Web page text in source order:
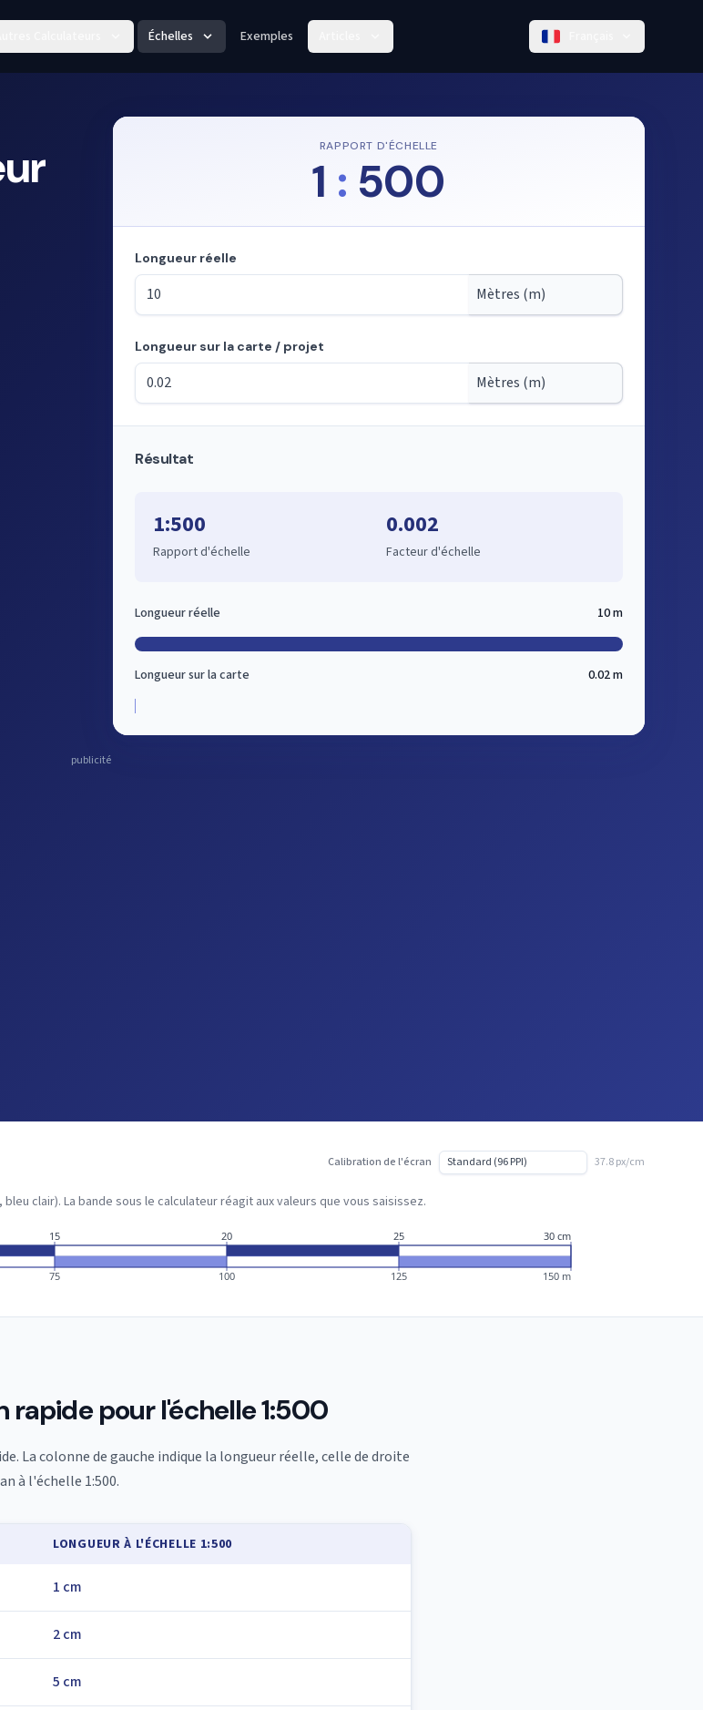
Échelles Exemples
RAPPORT D'ÉCHELLE
1 : 500
Mode : calcul des longueurs à partir de l'échelle
Longueur réelle
Longueur sur la carte / projet
Résultat
1:500
Rapport d'échelle
0.002
Facteur d'échelle
Longueur réelle 10 m
Longueur sur la carte 0.02 m
publicité
Calibration de l'écran 37.8 px/cm
clair). La bande sous le calculateur réagit aux valeurs que vous saisissez.
15
75
20
100
25
125
30 cm
150 m
rapide pour l'échelle 1:500
La colonne de gauche indique la longueur réelle, celle de droite
à l'échelle 1:500.
LONGUEUR À L'ÉCHELLE 1:500
1 cm
2 cm
5 cm